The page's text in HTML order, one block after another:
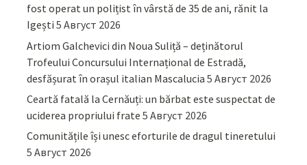
fost operat un polițist în vârstă de 35 de ani, rănit la
Igești 5 Август 2026
Artiom Galchevici din Noua Suliță – deținătorul
Trofeului Concursului Internațional de Estradă,
desfășurat în orașul italian Mascalucia 5 Август 2026
Ceartă fatală la Cernăuți: un bărbat este suspectat de
uciderea propriului frate 5 Август 2026
Comunitățile își unesc eforturile de dragul tineretului
5 Август 2026